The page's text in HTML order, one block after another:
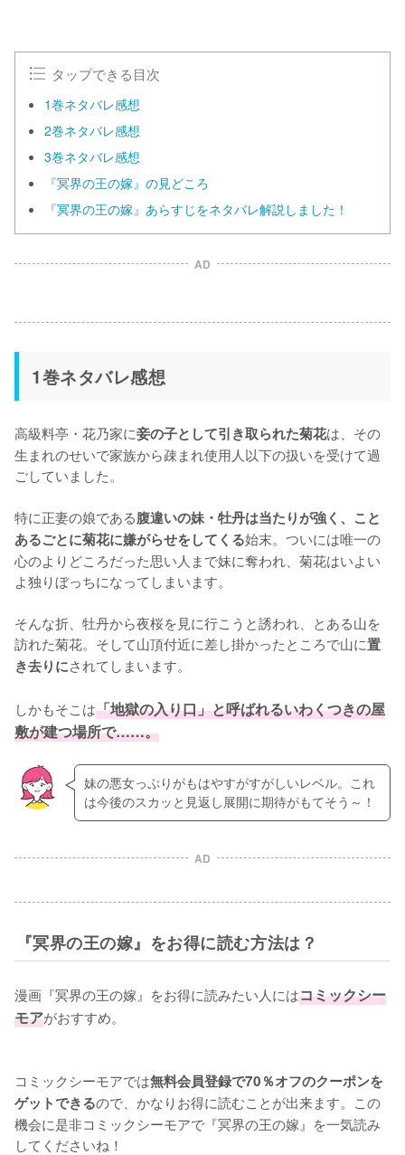
タップできる目次
1巻ネタバレ感想
2巻ネタバレ感想
3巻ネタバレ感想
『冥界の王の嫁』の見どころ
『冥界の王の嫁』あらすじをネタバレ解説しました！
AD
1巻ネタバレ感想
高級料亭・花乃家に妾の子として引き取られた菊花は、その
生まれのせいで家族から疎まれ使用人以下の扱いを受けて過
ごしていました。
特に正妻の娘である腹違いの妹・牡丹は当たりが強く、こと
あるごとに菊花に嫌がらせをしてくる始末。ついには唯一の
心のよりどころだった思い人まで妹に奪われ、菊花はいよい
よ独りぼっちになってしまいます。
そんな折、牡丹から夜桜を見に行こうと誘われ、とある山を
訪れた菊花。そして山頂付近に差し掛かったところで山に置
き去りにされてしまいます。
しかもそこは「地獄の入り口」と呼ばれるいわくつきの屋
敷が建つ場所で……。
妹の悪女っぷりがもはやすがすがしいレベル。これ
は今後のスカッと見返し展開に期待がもてそう～！
AD
『冥界の王の嫁』をお得に読む方法は？
漫画『冥界の王の嫁』をお得に読みたい人にはコミックシー
モアがおすすめ。
コミックシーモアでは無料会員登録で70％オフのクーポンを
ゲットできるので、かなりお得に読むことが出来ます。この
機会に是非コミックシーモアで『冥界の王の嫁』を一気読み
してくださいね！